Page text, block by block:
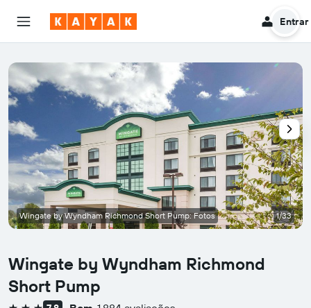
Entrar
Wingate by Wyndham Richmond
Short Pump
Wingate by Wyndham Richmond Short Pump: Fotos 1/33